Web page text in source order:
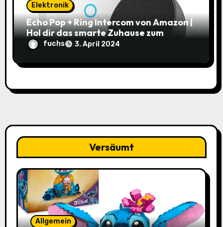
Elektronik
Echo Pop + Ring Intercom von Amazon |
Hol dir das smarte Zuhause zum
Schnäppchenpreis!
fuchs 3. April 2024
Versäumt
Allgemein